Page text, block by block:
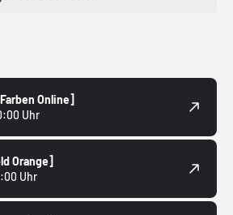
Online]
Uhr
Orange]
Uhr